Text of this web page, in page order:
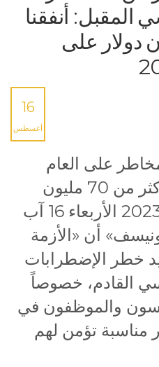
المقبل: أنفقنا
مليون دولار على
16
أغسطس
على العام
الدراسي المقبل: أنفقنا أكثر من 70 مليون
دولار على التعليم في الـ2023 الأربعاء 16 آب
أن «الأزمة
خطر الإضطرابات
القادم، خصوصاً
والموظفون في
مناسبة تؤمن لهم